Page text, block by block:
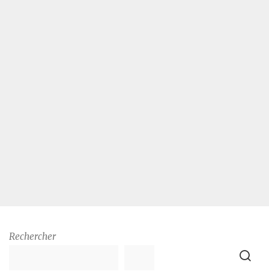
Rechercher